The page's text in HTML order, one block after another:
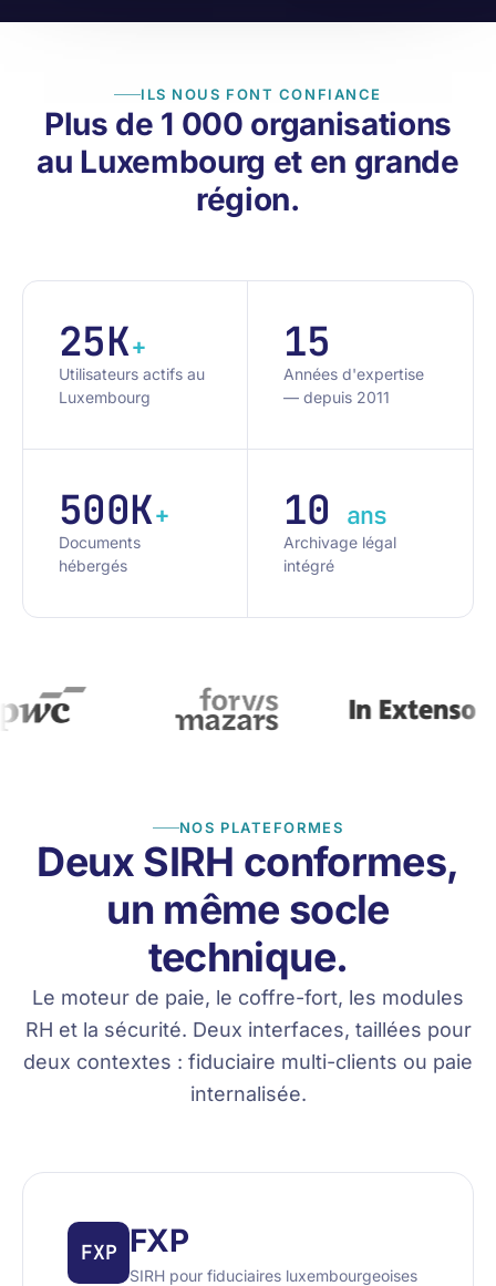
ILS NOUS FONT CONFIANCE
Plus de 1 000 organisations
au Luxembourg et en grande
région.
25K+
Utilisateurs actifs au
Luxembourg
15
Années d'expertise
— depuis 2011
500K+
Documents
hébergés
10 ans
Archivage légal
intégré
NOS PLATEFORMES
Deux SIRH conformes,
un même socle
technique.
Le moteur de paie, le coffre-fort, les modules
RH et la sécurité. Deux interfaces, taillées pour
deux contextes : fiduciaire multi-clients ou paie
internalisée.
FXP FXP
SIRH pour fiduciaires luxembourgeoises